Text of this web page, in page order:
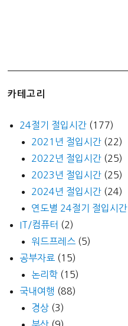
카테고리
24절기 절입시간 (177)
2021년 절입시간 (22)
2022년 절입시간 (25)
2023년 절입시간 (25)
2024년 절입시간 (24)
연도별 24절기 절입시간
IT/컴퓨터 (2)
워드프레스 (5)
공부자료 (15)
논리학 (15)
국내여행 (88)
경상 (3)